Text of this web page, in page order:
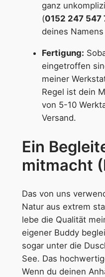
ganz
(0152 247 547
deines
Fertigung:
eingetroffen
meiner
Regel ist dein
von 5-10
Versand.
Ein
mitmacht
Das von uns
Natur aus extrem
lebe die Qualität
eigener Buddy
sogar unter die
See. Das
Wenn du deinen